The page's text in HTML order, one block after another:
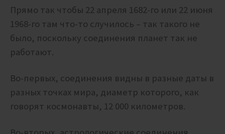
Прямо так чтобы 22 апреля 1682-го или 22 июня
1968-го там что-то случилось – так такого не
было, поскольку соединения планет так не
работают.
Во-первых, соединения видны в разные даты в
разных точках мира, диаметр которого, как
говорят космонавты, 12 000 километров.